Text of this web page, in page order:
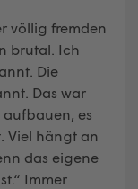
völlig fremden
brutal. Ich
Die
Das war
aufbauen, es
Viel hängt an
das eigene
Immer